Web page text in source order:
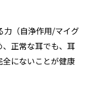
力（自浄作用/マイグ
、正常な耳でも、耳
にないことが健康